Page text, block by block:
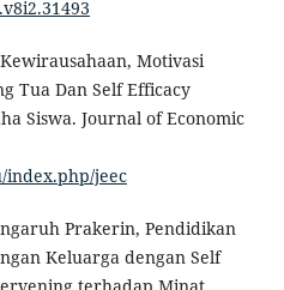
Motivasi
Tua Dan Self Efficacy
Siswa. Journal of Economic
index.php/jeec
Prakerin, Pendidikan
Keluarga dengan Self